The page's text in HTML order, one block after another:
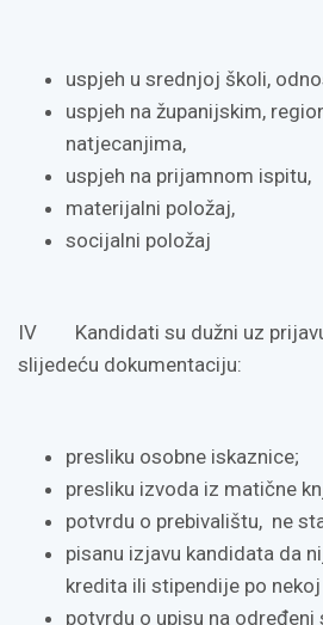
uspjeh u srednjoj školi,
uspjeh na županijskim,
natjecanjima,
uspjeh na prijamnom ispitu,
materijalni položaj,
socijalni položaj
IV Kandidati su dužni uz
slijedeću dokumentaciju:
presliku osobne iskaznice;
presliku izvoda iz matične
potvrdu o prebivalištu, ne
pisanu izjavu kandidata da
kredita ili stipendije po
potvrdu o upisu na